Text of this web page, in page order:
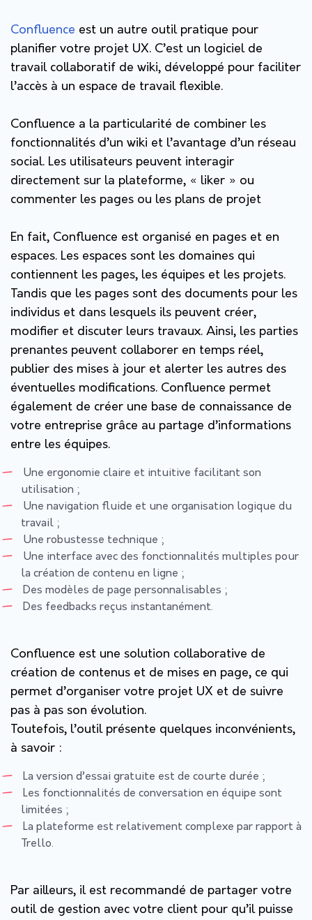
Confluence est un autre outil pratique pour
planifier votre projet UX. C’est un logiciel de
travail collaboratif de wiki, développé pour faciliter
l’accès à un espace de travail flexible.
Confluence a la particularité de combiner les
fonctionnalités d’un wiki et l’avantage d’un réseau
social. Les utilisateurs peuvent interagir
directement sur la plateforme, « liker » ou
commenter les pages ou les plans de projet
En fait, Confluence est organisé en pages et en
espaces. Les espaces sont les domaines qui
contiennent les pages, les équipes et les projets.
Tandis que les pages sont des documents pour les
individus et dans lesquels ils peuvent créer,
modifier et discuter leurs travaux. Ainsi, les parties
prenantes peuvent collaborer en temps réel,
publier des mises à jour et alerter les autres des
éventuelles modifications. Confluence permet
également de créer une base de connaissance de
votre entreprise grâce au partage d’informations
entre les équipes.
Une ergonomie claire et intuitive facilitant son
utilisation ;
Une navigation fluide et une organisation logique du
travail ;
Une robustesse technique ;
Une interface avec des fonctionnalités multiples pour
la création de contenu en ligne ;
Des modèles de page personnalisables ;
Des feedbacks reçus instantanément.
Confluence est une solution collaborative de
création de contenus et de mises en page, ce qui
permet d’organiser votre projet UX et de suivre
pas à pas son évolution.
Toutefois, l’outil présente quelques inconvénients,
à savoir :
La version d’essai gratuite est de courte durée ;
Les fonctionnalités de conversation en équipe sont
limitées ;
La plateforme est relativement complexe par rapport à
Trello.
Par ailleurs, il est recommandé de partager votre
outil de gestion avec votre client pour qu’il puisse